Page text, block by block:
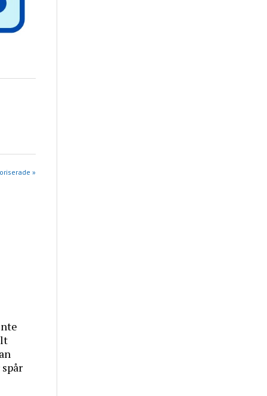
»